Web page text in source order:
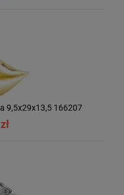
9,5x29x13,5 166207